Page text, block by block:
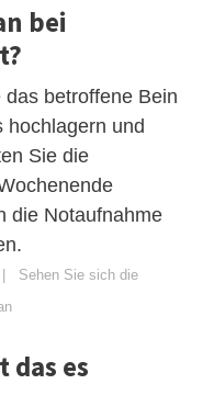
bei
betroffene Bein
hochlagern und
Sie die
die Notaufnahme
Sehen Sie sich die
das es